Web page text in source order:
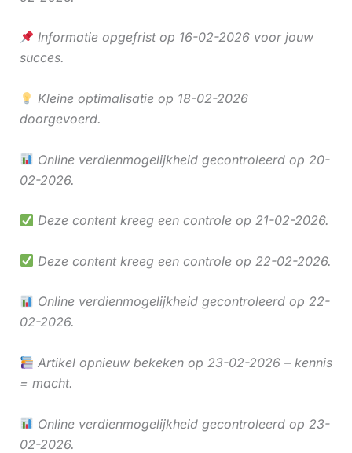
Informatie opgefrist op 16-02-2026 voor jouw
succes.
Kleine optimalisatie op 18-02-2026
doorgevoerd.
Online verdienmogelijkheid gecontroleerd op 20-
02-2026.
Deze content kreeg een controle op 21-02-2026.
Deze content kreeg een controle op 22-02-2026.
Online verdienmogelijkheid gecontroleerd op 22-
02-2026.
Artikel opnieuw bekeken op 23-02-2026 – kennis
= macht.
Online verdienmogelijkheid gecontroleerd op 23-
02-2026.